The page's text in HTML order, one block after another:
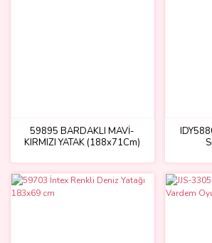
59895 BARDAKLI MAVİ-
KIRMIZI YATAK (188x71Cm)